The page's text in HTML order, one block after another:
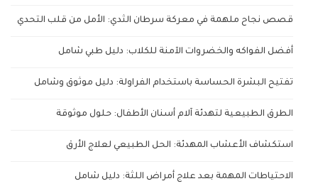
قصص نجاح ملهمة في معركة سرطان الثدي: الأمل من قلب التحدي
أفضل الفواكه والخضروات الآمنة للكلاب: دليل طبي شامل
تفتيح البشرة الحساسة باستخدام الفراولة: دليل موثوق وشامل
الطرق الطبيعية لتهدئة آلام أسنان الأطفال: حلول موثوقة
استكشاف الأعشاب المهدئة: الحل الطبيعي لعلاج الأرق
الاحتياطات المهمة بعد علاج أمراض اللثة: دليل شامل